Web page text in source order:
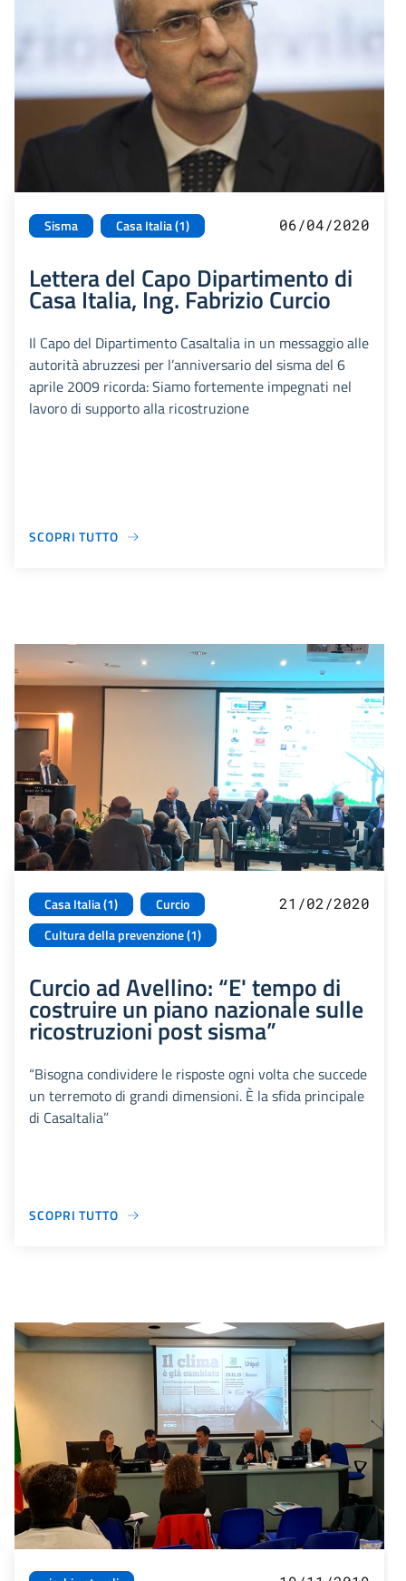
Sisma Casa Italia (1) 06/04/2020
Lettera del Capo Dipartimento di
Casa Italia, Ing. Fabrizio Curcio
Il Capo del Dipartimento CasaItalia in un messaggio alle
autorità abruzzesi per l’anniversario del sisma del 6
aprile 2009 ricorda: Siamo fortemente impegnati nel
lavoro di supporto alla ricostruzione
SCOPRI TUTTO
Casa Italia (1)
Curcio
Cultura della prevenzione (1)
21/02/2020
Curcio ad Avellino: “E' tempo di
costruire un piano nazionale sulle
ricostruzioni post sisma”
“Bisogna condividere le risposte ogni volta che succede
un terremoto di grandi dimensioni. È la sfida principale
di CasaItalia”
SCOPRI TUTTO